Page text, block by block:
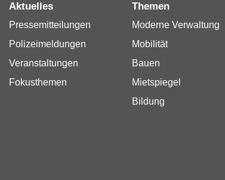
Aktuelles
Pressemitteilungen
Polizeimeldungen
Veranstaltungen
Fokusthemen
Themen
Moderne Verwaltung
Mobilität
Bauen
Mietspiegel
Bildung